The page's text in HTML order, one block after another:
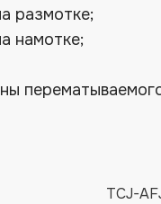
размотке;
намотке;
рулона;
наTCJ-